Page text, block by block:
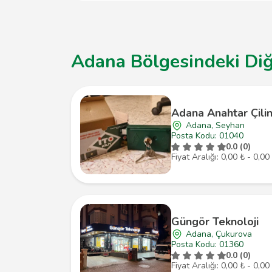
Adana Bölgesindeki
Adana Anahtar
Adana, Seyhan
Posta Kodu: 01040
0.0 (0)
Fiyat Aralığı: 0,00 ₺ - 0,00
Güngör Teknoloji
Adana, Çukurova
Posta Kodu: 01360
0.0 (0)
Fiyat Aralığı: 0,00 ₺ - 0,00